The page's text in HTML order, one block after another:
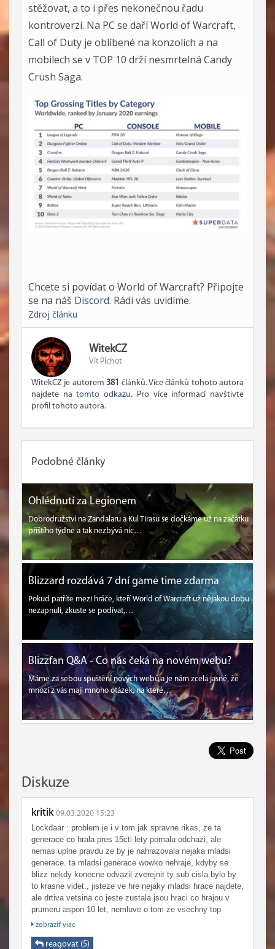
stěžovat, a to i přes nekonečnou řadu
kontroverzí. Na PC se daří World of Warcraft,
Call of Duty je oblíbené na konzolích a na
mobilech se v TOP 10 drží nesmrtelná Candy
Crush Saga.
Chcete si povídat o World of Warcraft? Připojte
se na náš Discord. Rádi vás uvidíme.
Zdroj článku
WitekCZ
Vít Plchot
WitekCZ je autorem381 článků. Více článků tohoto autora
najdete natomto odkazu. Pro více informací navštivte
profil tohoto autora.
Podobné články
Ohlédnutí za Legionem
Dobrodružství na Zandalaru a Kul Tirasu se dočkáme už na začátku
příštího týdne a tak nezbývá nic…
Blizzard rozdává 7 dní game time zdarma
Pokud patříte mezi hráče, kteří World of Warcraft už nějakou dobu
nezapnuli, zkuste se podívat,…
Blizzfan Q&A - Co nás čeká na novém webu?
Máme za sebou spuštění nových webů a je nám zcela jasné, že
mnozí z vás mají mnoho otázek, na které…
Diskuze
kritik 09.03.2020 15:23
Lockdaar : problem je i v tom jak spravne rikas, ze ta
generace co hrala pres 15cti lety pomalu odchazi, ale
nemas uplne pravdu ze by je nahrazovala nejaka mladsi
generace. ta mladsi generace wowko nehraje, kdyby se
blizz nekdy konecne odvazil zverejnit ty sub cisla bylo by
to krasne videt., jisteze ve hre nejaky mladsi hrace najdete,
ale drtiva vetsina co jeste zustala jsou hraci co hrajou v
prumeru aspon 10 let, nemluve o tom ze vsechny top
guildy maj jadra hracu co hrajou 10-15 let. chtel bych videt
to si fakt pockam ..teoreticky by to asi slo ale oni proste
zobraziť viac
reagovat (5)